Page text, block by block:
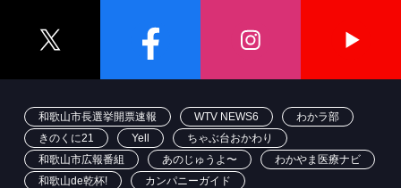
和歌山市長選挙開票速報 WTV NEWS6
わかラ部
きのくに21
Yell
ちゃぶ台おかわり
和歌山市広報番組
あのじゅうよ〜
わかやま医療ナビ
和歌山de乾杯!
カンパニーガイド